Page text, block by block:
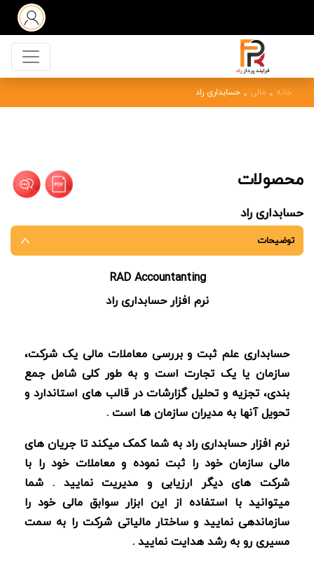
خانه مالی حسابداری راد
محصولات
حسابداری راد
توضیحات
RAD Accountanting
نرم افزار حسابداری راد
حسابداری علم ثبت و بررسی معاملات مالی یک شرکت،
سازمان یا یک تجارت است و به طور کلی شامل جمع
بندی، تجزیه و تحلیل گزارشات در قالب های استاندارد و
تحویل آنها به مدیران سازمان ها است .
نرم افزار حسابداری راد به شما کمک میکند تا جریان های
مالی سازمان خود را ثبت نموده و معاملات خود را با
شرکت های دیگر ارزیابی و مدیریت نمایید . شما
میتوانید با استفاده از این ابزار سوابق مالی خود را
سازماندهی نمایید وساختار مالیاتی شرکت را به سمت
مسیری رو به رشد هدایت نمایید .